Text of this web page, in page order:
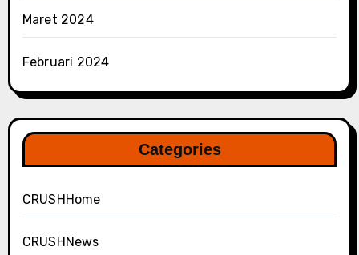
Maret 2024
Februari 2024
Categories
CRUSHHome
CRUSHNews